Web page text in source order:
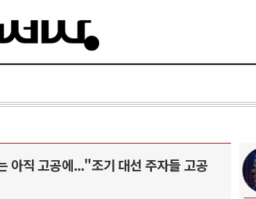
아직 고공에..."조기 대선 주자들 고공
AI와 인간